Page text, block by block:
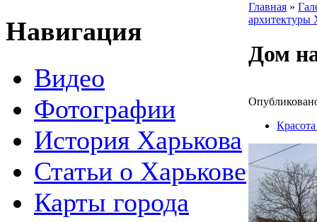
Навигация
Видео
Фотографии
История Харькова
Статьи о Харькове
Карты города
Главная »
архитектуры
Дом